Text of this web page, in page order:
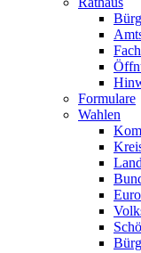
Formulare
Wahlen